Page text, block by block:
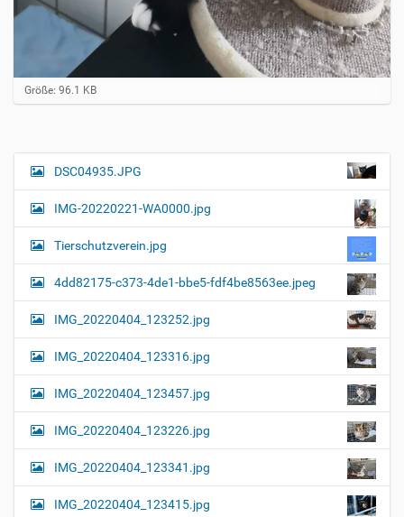
Z
e
e
i
l
r
e
…
Größe: 96.1 KB
N
a
i
g
a
t
i
o
n
DSC04935.JPG
IMG-20220221-WA0000.jpg
Tierschutzverein.jpg
4dd82175-c373-4de1-bbe5-fdf4be8563ee.jpeg
IMG_20220404_123252.jpg
IMG_20220404_123316.jpg
IMG_20220404_123457.jpg
IMG_20220404_123226.jpg
IMG_20220404_123341.jpg
IMG_20220404_123415.jpg